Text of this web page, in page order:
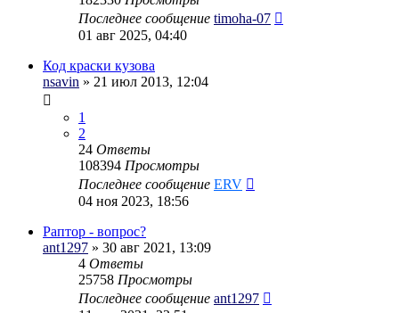
Последнее сообщение timoha-07
01 авг 2025, 04:40
Код краски кузова
nsavin » 21 июл 2013, 12:04
1
2
24 Ответы
108394 Просмотры
Последнее сообщение ERV
04 ноя 2023, 18:56
Раптор - вопрос?
ant1297 » 30 авг 2021, 13:09
4 Ответы
25758 Просмотры
Последнее сообщение ant1297